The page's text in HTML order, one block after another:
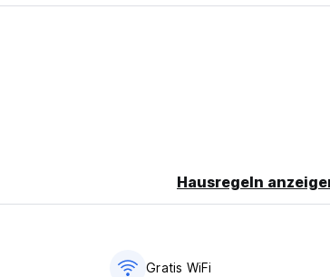
Hausregeln
Gratis WiFi